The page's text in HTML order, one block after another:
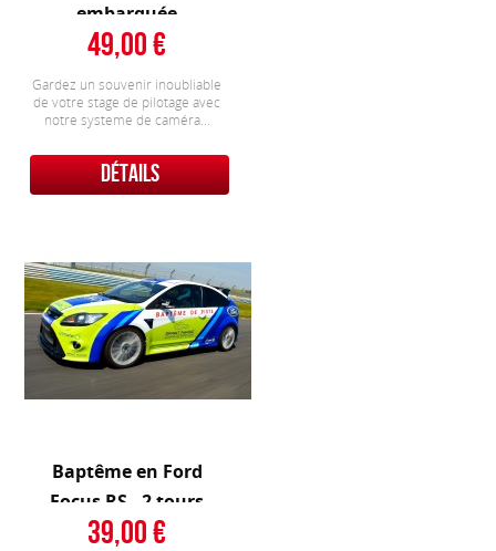
embarquée
49,00
Gardez un souvenir inoubliable
de votre stage de pilotage avec
notre systeme de caméra...
DÉTAILS
Baptême en Ford
Focus RS - 2 tours
39,00